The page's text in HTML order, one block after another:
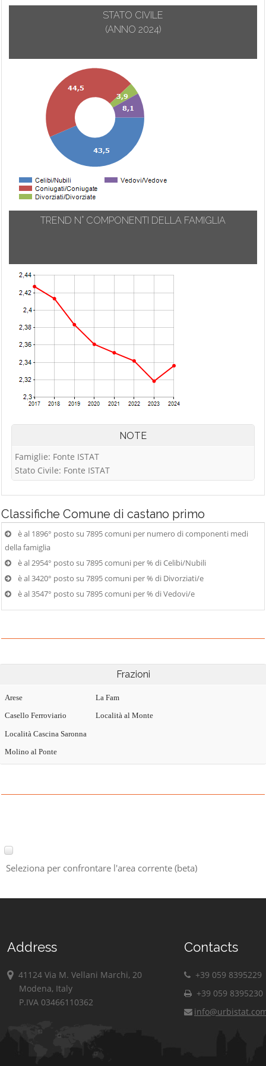
STATO CIVILE
(ANNO 2024)
TREND N° COMPONENTI DELLA FAMIGLIA
NOTE
Famiglie: Fonte ISTAT
Stato Civile: Fonte ISTAT
Classifiche Comune di castano primo
è al 1896° posto su 7895 comuni per numero di componenti medi
della famiglia
è al 2954° posto su 7895 comuni per % di Celibi/Nubili
è al 3420° posto su 7895 comuni per % di Divorziati/e
è al 3547° posto su 7895 comuni per % di Vedovi/e
Frazioni
Arese
Casello Ferroviario
La Fam
Località al Monte
Località Cascina Saronna
Molino al Ponte
Seleziona per confrontare l'area corrente (beta)
Address
41124 Via M. Vellani Marchi, 20
Modena, Italy
P.IVA 03466110362
Contacts
+39 059 8395229
+39 059 8395230